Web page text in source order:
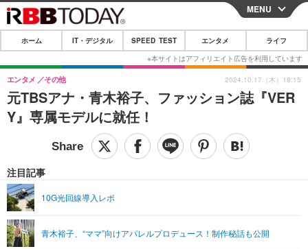
CLOSE
ホーム
IT・デジタル
IT・デジタルTOP スマートフォン
ショッピング その他
SPEED TEST
エンタメTOP 映画・ドラマ
グラビア ブログ
ライフTOP
リリース一覧
プッシュ通知の停止方法
MENU
ホーム IT・デジタル SPEED TEST エンタメ ライフ
元TBSアナ・青木裕子、ファッション誌『VER
Y』専属モデルに就任！
エンタメ その他
注目記事
10G光回線導入レポ
青木裕子、“ママ”向けアパレルプロデュース！制作秘話も公開
2024.10.17（木）18:15